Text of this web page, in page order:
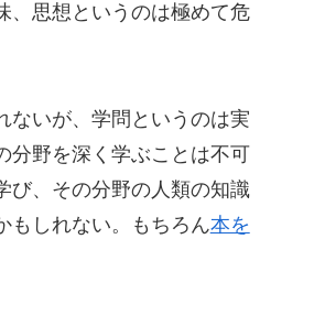
、思想というのは極めて危
ないが、学問というのは実
分野を深く学ぶことは不可
び、その分野の人類の知識
もしれない。もちろん本を